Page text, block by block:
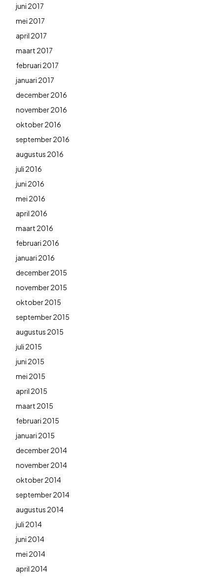
juni 2017
mei 2017
april 2017
maart 2017
februari 2017
januari 2017
december 2016
november 2016
oktober 2016
september 2016
augustus 2016
juli 2016
juni 2016
mei 2016
april 2016
maart 2016
februari 2016
januari 2016
december 2015
november 2015
oktober 2015
september 2015
augustus 2015
juli 2015
juni 2015
mei 2015
april 2015
maart 2015
februari 2015
januari 2015
december 2014
november 2014
oktober 2014
september 2014
augustus 2014
juli 2014
juni 2014
mei 2014
april 2014